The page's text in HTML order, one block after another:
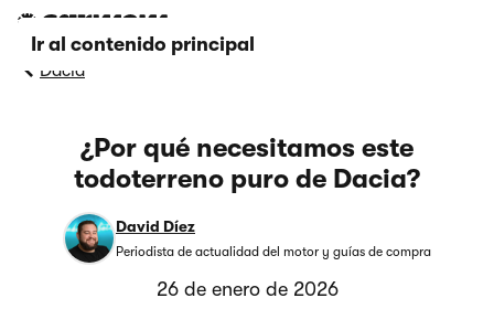
Ir al contenido principal
Dacia
¿Por qué necesitamos este
todoterreno puro de Dacia?
David Díez
Periodista de actualidad del motor y guías de compra
26 de enero de 2026